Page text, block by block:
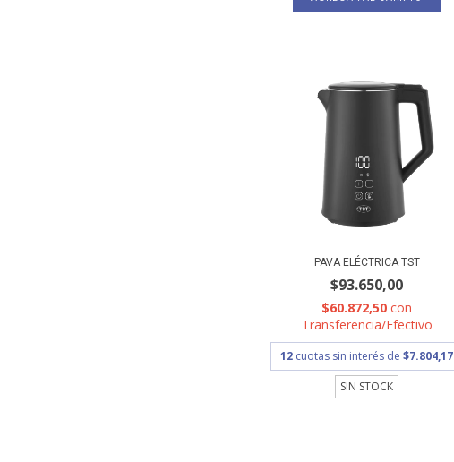
PAVA ELÉCTRICA TST
$93.650,00
$60.872,50con
Transferencia/Efectivo
12 cuotas sin interés de$7.804,17
SIN STOCK